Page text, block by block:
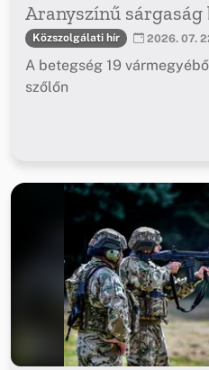
Aranyszínű sárgaság
Közszolgálati hír 2026. 07.
A betegség 19
szőlőn